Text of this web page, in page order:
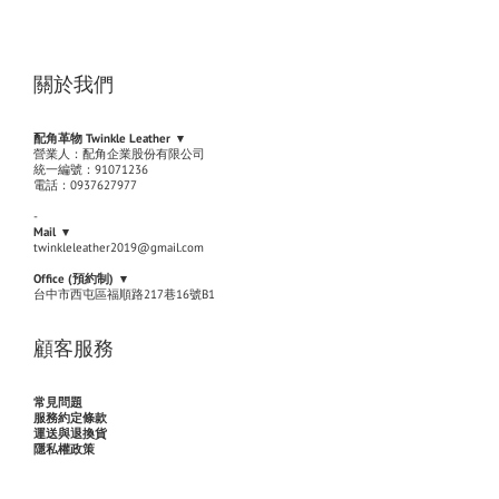
關於我們
配角革物 Twinkle Leather ▾
營業人：配角企業股份有限公司
統一編號：91071236
電話：0937627977
-
Mail ▾
twinkleleather2019@gmail.com
Office (預約制) ▾
台中市西屯區福順路217巷16號B1
顧客服務
常見問題
服務約定條款
運送與退換貨
隱私權政策